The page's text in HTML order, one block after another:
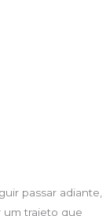
passar adiante,
um trajeto que